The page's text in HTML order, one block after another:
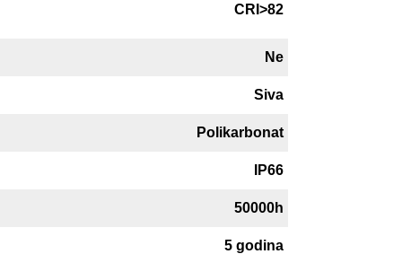
CRI>82
Ne
Siva
Polikarbonat
IP66
50000h
5 godina